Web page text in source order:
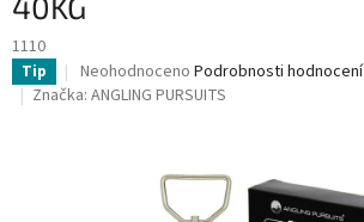
1110
Tip
Průměrné
hodnocení
Neohodnoceno Podrobnosti hodnocení
Značka: ANGLING PURSUITS